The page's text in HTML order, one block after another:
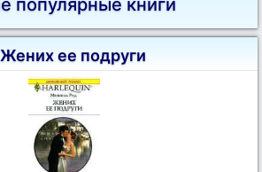
популярные книги
ее подруги